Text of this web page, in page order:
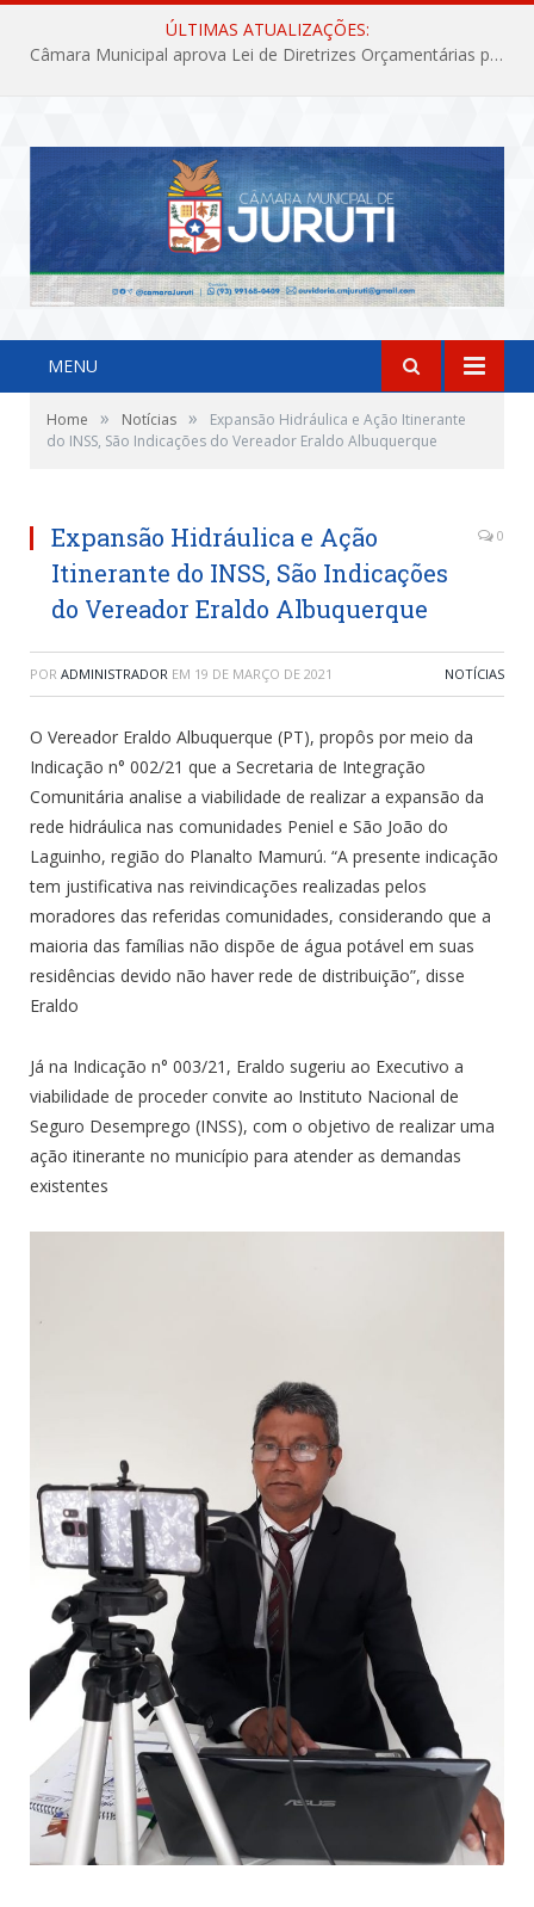
ÚLTIMAS ATUALIZAÇÕES:
Câmara Municipal aprova Lei de Diretrizes Orçamentárias para o exercício financeiro de 2027
MENU
Home » Notícias »
Expansão Hidráulica e Ação Itinerante
do INSS, São Indicações do Vereador Eraldo Albuquerque
Expansão Hidráulica e Ação
Itinerante do INSS, São Indicações
do Vereador Eraldo Albuquerque
0
POR ADMINISTRADOR EM 19 DE MARÇO DE 2021 NOTÍCIAS
O Vereador Eraldo Albuquerque (PT), propôs por meio da
Indicação n° 002/21 que a Secretaria de Integração
Comunitária analise a viabilidade de realizar a expansão da
rede hidráulica nas comunidades Peniel e São João do
Laguinho, região do Planalto Mamurú. “A presente indicação
tem justificativa nas reivindicações realizadas pelos
moradores das referidas comunidades, considerando que a
maioria das famílias não dispõe de água potável em suas
residências devido não haver rede de distribuição”, disse
Eraldo
Já na Indicação n° 003/21, Eraldo sugeriu ao Executivo a
viabilidade de proceder convite ao Instituto Nacional de
Seguro Desemprego (INSS), com o objetivo de realizar uma
ação itinerante no município para atender as demandas
existentes